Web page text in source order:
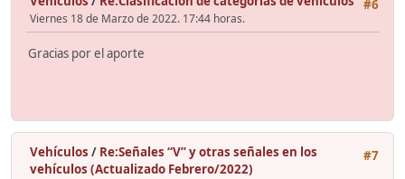
#6
Viernes 18 de Marzo de 2022. 17:44 horas.
Gracias por el aporte
#7
Vehículos / Re:Señales “V” y otras señales en los
vehículos (Actualizado Febrero/2022)